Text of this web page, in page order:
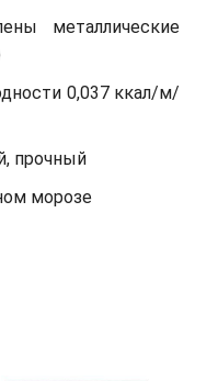
металлические
0,037 ккал/м/
прочный
морозе